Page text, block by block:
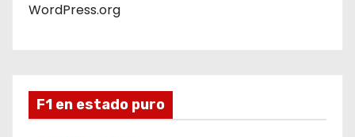
WordPress.org
F1 en estado puro